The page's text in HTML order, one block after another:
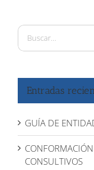
Buscar:
Entradas
GUÍA DE
CONSULTIVOS